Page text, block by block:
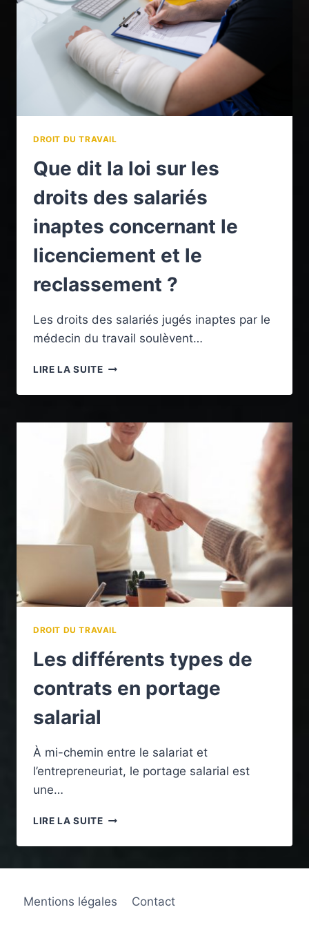
TRAVAIL
DROIT DU TRAVAIL
Que dit la loi sur les
droits des salariés
inaptes concernant le
licenciement et le
reclassement ?
Les droits des salariés jugés inaptes par le
médecin du travail soulèvent…
LIRE LA SUITEQUE
LA
SUR
LES
DROITS
SALARIÉS
INAPTES
CONCERNANT
LICENCIEMENT
ET
LE
RECLASSEMENT
?
DROIT DU TRAVAIL
Les différents types de
contrats en portage
salarial
À mi-chemin entre le salariat et
l’entrepreneuriat, le portage salarial est
une…
LIRE LA SUITELES
TYPES
PORTAGE
Mentions légales Contact